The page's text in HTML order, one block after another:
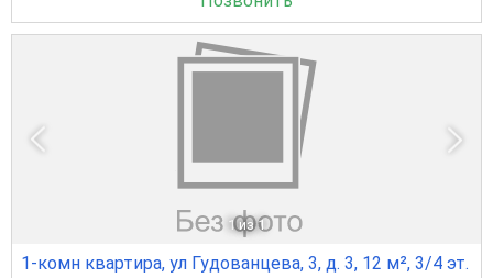
1 из 1
1-комн квартира, ул Гудованцева, 3, д. 3, 12 м², 3/4 эт.